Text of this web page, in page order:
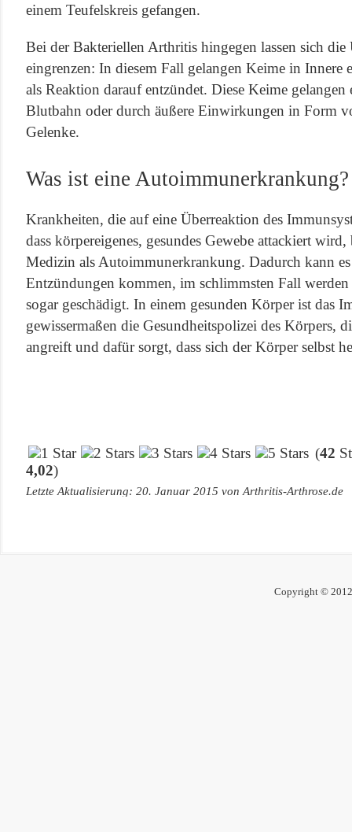
einem Teufelskreis gefangen.
Bei der Bakteriellen Arthritis hingegen lassen sich die
eingrenzen: In diesem Fall gelangen Keime in Innere
als Reaktion darauf entzündet. Diese Keime
Blutbahn oder durch äußere Einwirkungen in Form
Gelenke.
Was ist eine Autoimmunerkrankung?
Krankheiten, die auf eine Überreaktion des
dass körpereigenes, gesundes Gewebe attackiert
Medizin als Autoimmunerkrankung. Dadurch kann es
Entzündungen kommen, im schlimmsten Fall
sogar geschädigt. In einem gesunden Körper ist das
gewissermaßen die Gesundheitspolizei des Körpers,
angreift und dafür sorgt, dass sich der Körper selbst
(42
4,02)
Letzte Aktualisierung: 20. Januar 2015 von Arthritis-Arthrose.de
Copyright ©